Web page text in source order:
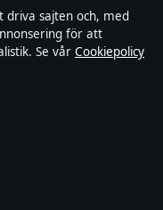
driva sajten och, med
för att
Se vår Cookiepolicy